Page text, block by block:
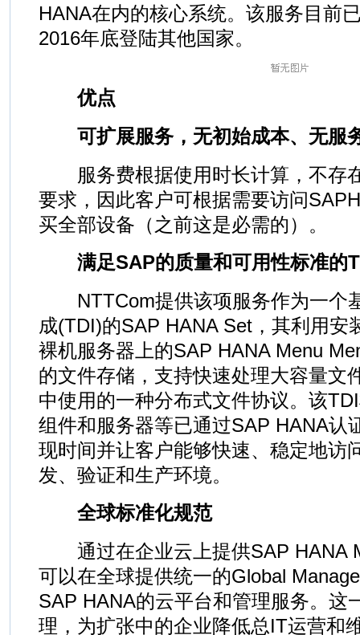
HANA在内的核心系统。该服务目前
2016年底登陆其他国家。
优点
可扩展服务，无初始成本、无服
服务费根据使用时长计算，不存
要求，因此客户可根据需要访问
买全部设备（之前这是必需的）。
满足SAP的质量和可用性标准的
NTTCom提供该项服务作为一个
成(TDI)的SAP HANA Set，其利用安
裸机服务器上的SAP HANA Menu
的文件存储，支持快速处理大容量文
中使用的一种分布式文件协议。该
组件和服务器等已通过SAP HANA认
现时间并让客户能够快速、稳定地访
发、验证和生产环境。
全球标准化规范
通过在企业云上提供SAP HANA
可以在全球提供统一的Global
SAP HANA的云平台和管理服务。这
理，为扩张中的企业降低总IT运营和